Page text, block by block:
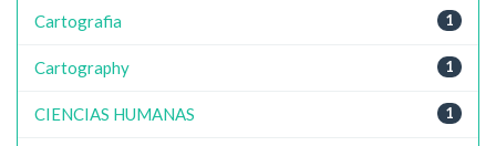
1
Cartografia
1
Cartography
1
CIENCIAS HUMANAS